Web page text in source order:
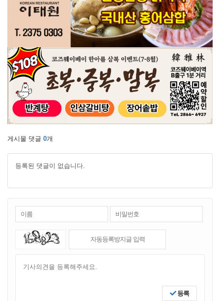
게시물 댓글 0개
등록된 댓글이 없습니다.
등록